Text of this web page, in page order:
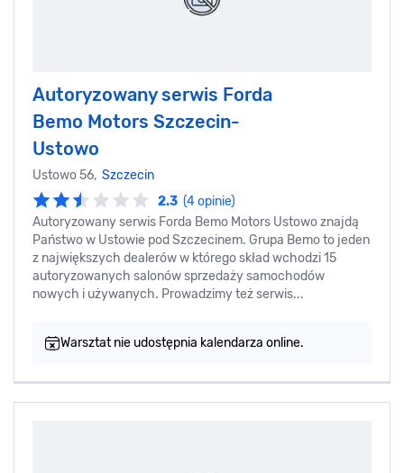
Autoryzowany serwis Forda
Bemo Motors Szczecin-
Ustowo
Ustowo 56, Szczecin
2.3 (4 opinie)
Autoryzowany serwis Forda Bemo Motors Ustowo znajdą
Państwo w Ustowie pod Szczecinem. Grupa Bemo to jeden
z największych dealerów w którego skład wchodzi 15
autoryzowanych salonów sprzedaży samochodów
nowych i używanych. Prowadzimy też serwis...
Warsztat nie udostępnia kalendarza online.